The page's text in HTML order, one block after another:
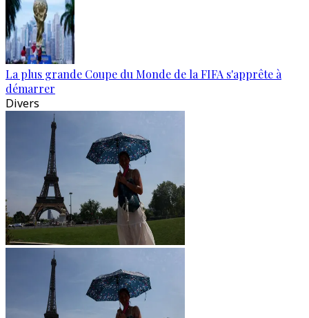
La plus grande Coupe du Monde de la FIFA s'apprête à
démarrer
Divers